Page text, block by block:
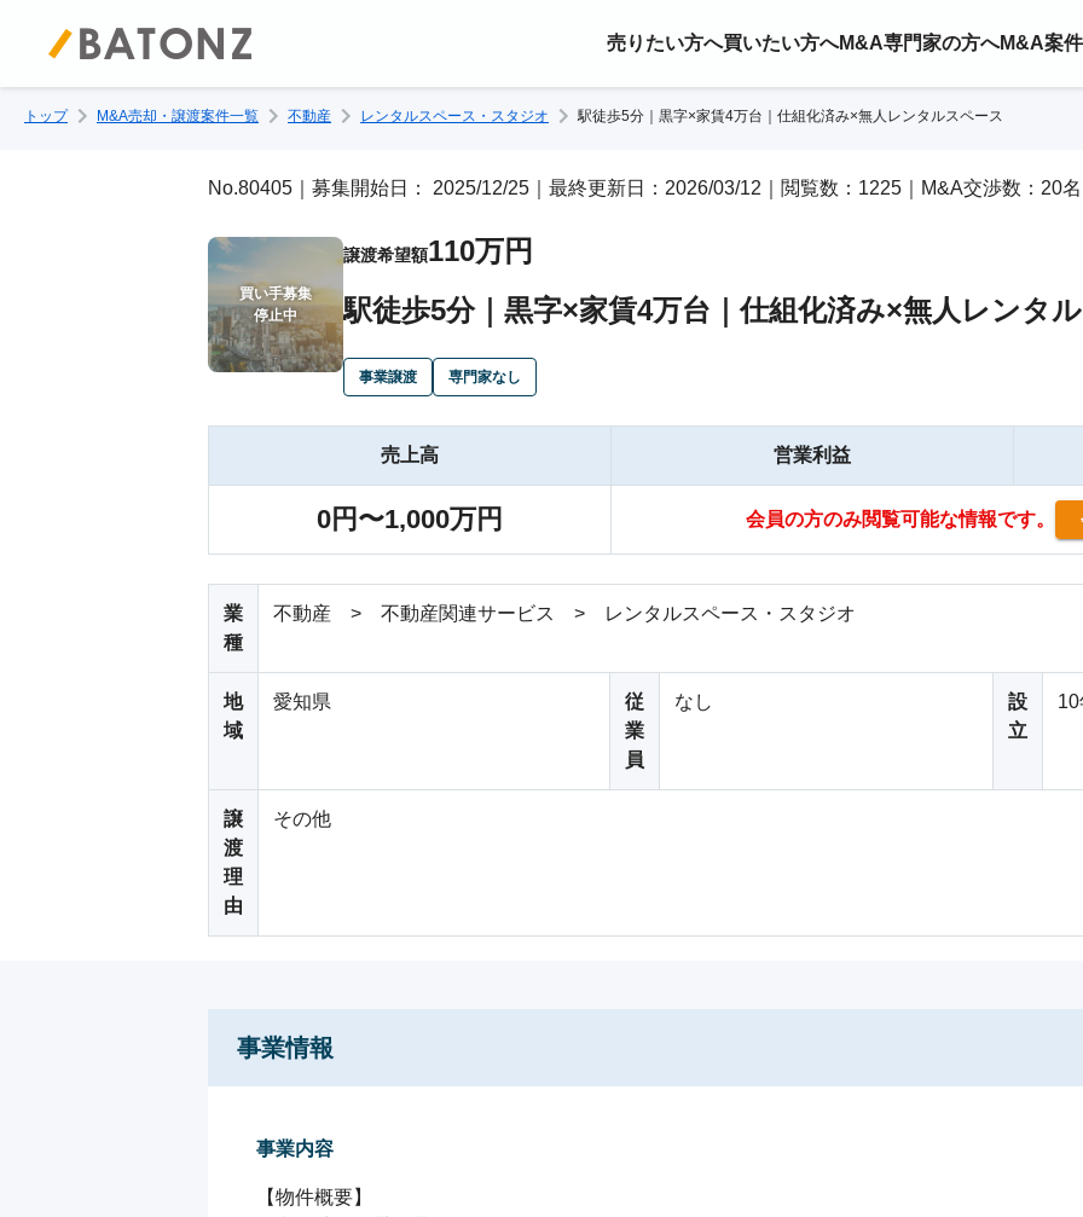
売りたい方へ買いたい方へM&A専門家の方へM&A案
トップ M&A売却・譲渡案件一覧 不動産 レンタルスペース・スタジオ 駅徒歩5分｜黒字×家賃4万台｜仕組化済み×無人レンタルスペース
No.80405｜募集開始日： 2025/12/25｜最終更新日：2026/03/12｜閲覧数：1225｜M&A交渉数：20名
買い手募集
停止中
譲渡希望額110万円
駅徒歩5分｜黒字×家賃4万台｜仕組化済み×無人レンタ
事業譲渡 専門家なし
売上高
0円〜1,000万円
営業利益
会員の方のみ閲覧可能な情報です。
業
種
不動産 > 不動産関連サービス > レンタルスペース・スタジオ
地
域
愛知県
従
業
員
なし
設
立
譲
渡
理
由
その他
事業情報
事業内容
【物件概要】